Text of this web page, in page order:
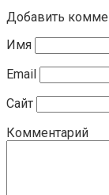
Добавить
Имя
Email
Сайт
Комментарий